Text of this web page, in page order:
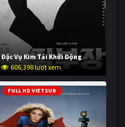
Đặc Vụ Kim Tái Khởi Động
606,398 lượt xem
FULL HD VIETSUB